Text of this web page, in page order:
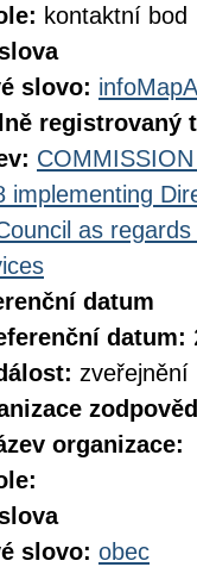
kontaktní bod
slovo:
registrovaný
implementing
as
datum
datum:
zveřejnění
organizace:
slovo: obec